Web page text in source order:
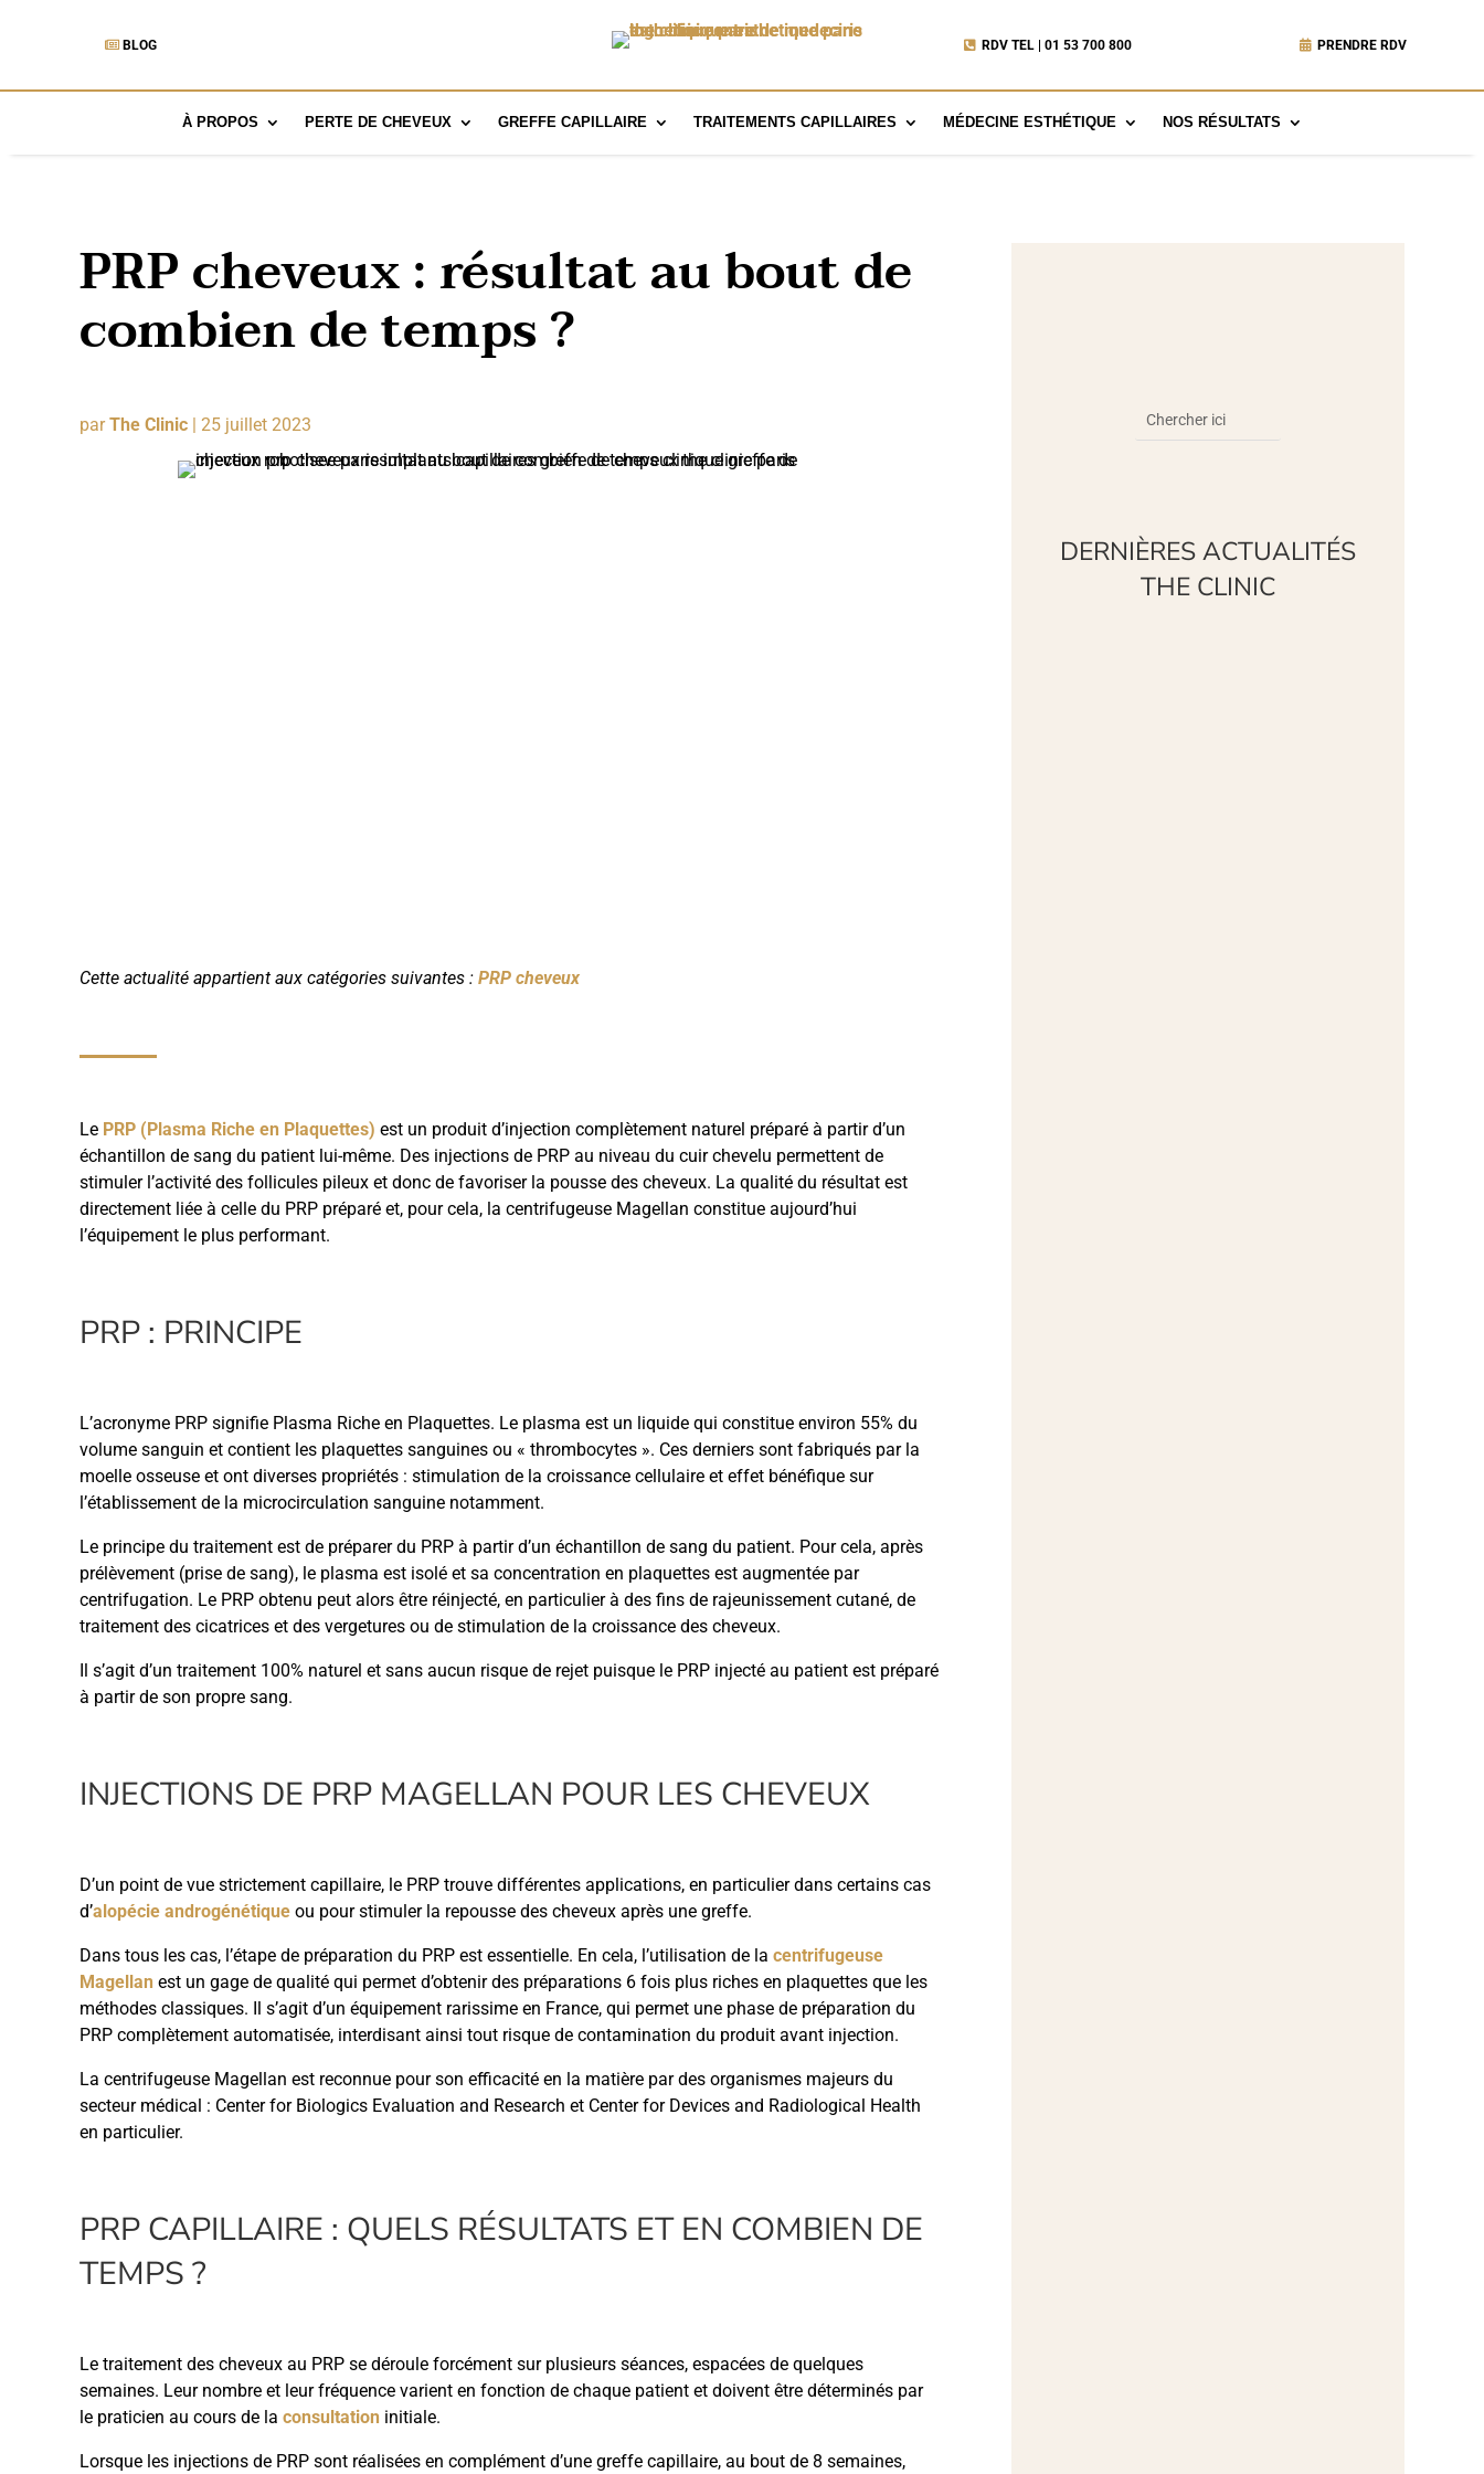
BLOG RDV TEL | 01 53 700 800 PRENDRE RDV
À PROPOS PERTE DE CHEVEUX GREFFE CAPILLAIRE TRAITEMENTS CAPILLAIRES MÉDECINE ESTHÉTIQUE NOS RÉSULTATS
PRP cheveux : résultat au bout de
combien de temps ?
parThe Clinic 25 juillet 2023
Cette actualité appartient aux catégories suivantes : PRP cheveux
Le PRP (Plasma Riche en Plaquettes) est un produit d’injection complètement naturel préparé à partir d’un
échantillon de sang du patient lui-même. Des injections de PRP au niveau du cuir chevelu permettent de
stimuler l’activité des follicules pileux et donc de favoriser la pousse des cheveux. La qualité du résultat est
directement liée à celle du PRP préparé et, pour cela, la centrifugeuse Magellan constitue aujourd’hui
l’équipement le plus performant.
PRP : PRINCIPE
L’acronyme PRP signifie Plasma Riche en Plaquettes. Le plasma est un liquide qui constitue environ 55% du
volume sanguin et contient les plaquettes sanguines ou « thrombocytes ». Ces derniers sont fabriqués par la
moelle osseuse et ont diverses propriétés : stimulation de la croissance cellulaire et effet bénéfique sur
l’établissement de la microcirculation sanguine notamment.
Le principe du traitement est de préparer du PRP à partir d’un échantillon de sang du patient. Pour cela, après
prélèvement (prise de sang), le plasma est isolé et sa concentration en plaquettes est augmentée par
centrifugation. Le PRP obtenu peut alors être réinjecté, en particulier à des fins de rajeunissement cutané, de
traitement des cicatrices et des vergetures ou de stimulation de la croissance des cheveux.
Il s’agit d’un traitement 100% naturel et sans aucun risque de rejet puisque le PRP injecté au patient est préparé
à partir de son propre sang.
INJECTIONS DE PRP MAGELLAN POUR LES CHEVEUX
D’un point de vue strictement capillaire, le PRP trouve différentes applications, en particulier dans certains cas
d’alopécie androgénétique ou pour stimuler la repousse des cheveux après une greffe.
Dans tous les cas, l’étape de préparation du PRP est essentielle. En cela, l’utilisation de la centrifugeuse
Magellan est un gage de qualité qui permet d’obtenir des préparations 6 fois plus riches en plaquettes que les
méthodes classiques. Il s’agit d’un équipement rarissime en France, qui permet une phase de préparation du
PRP complètement automatisée, interdisant ainsi tout risque de contamination du produit avant injection.
La centrifugeuse Magellan est reconnue pour son efficacité en la matière par des organismes majeurs du
secteur médical : Center for Biologics Evaluation and Research et Center for Devices and Radiological Health
en particulier.
PRP CAPILLAIRE : QUELS RÉSULTATS ET EN COMBIEN DE
TEMPS ?
Le traitement des cheveux au PRP se déroule forcément sur plusieurs séances, espacées de quelques
semaines. Leur nombre et leur fréquence varient en fonction de chaque patient et doivent être déterminés par
le praticien au cours de la consultation initiale.
Lorsque les injections de PRP sont réalisées en complément d’une greffe capillaire, au bout de 8 semaines,
DERNIÈRES ACTUALITÉS
THE CLINIC